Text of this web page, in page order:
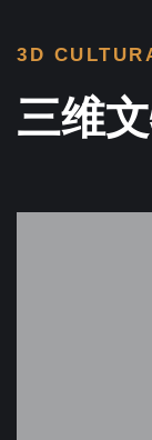
3D
三维